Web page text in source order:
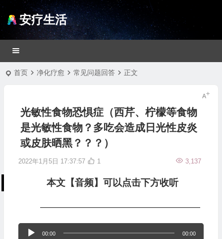
安疗生活
首页 净化疗愈 常见问题回答 正文
光敏性食物恐惧症（西芹、柠檬等食物
是光敏性食物？多吃会造成日光性皮炎
或皮肤晒黑？？？）
2022年1月5日 17:37:57 3,137
1
本文【音频】可以点击下方收听
—————————————————
00:00 00:00